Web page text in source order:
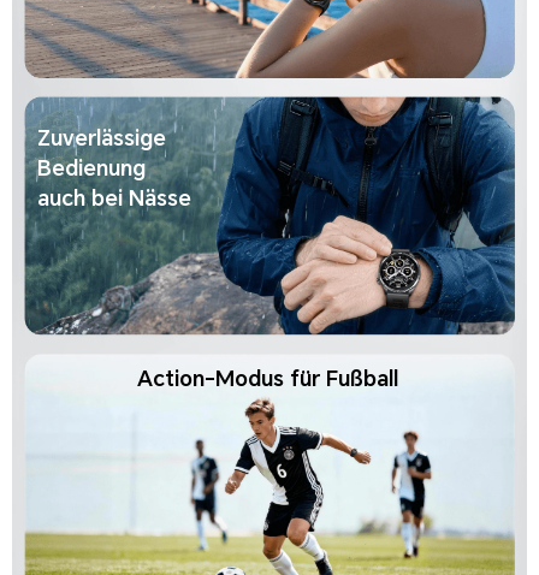
Zuverlässige
Bedienung
auch bei Nässe
Action-Modus für Fußball